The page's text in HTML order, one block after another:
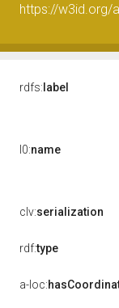
https://w3id.org/
rdfs: label
l0:name
clv:serialization
rdf:type
a-loc: